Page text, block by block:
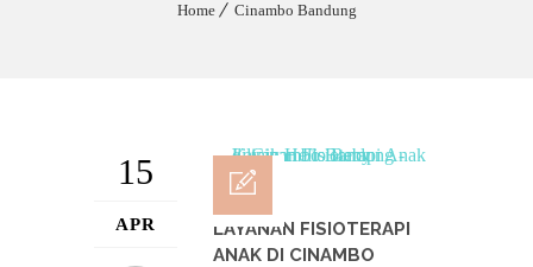
Home Cinambo Bandung
15
APR
LAYANAN FISIOTERAPI
ANAK DI CINAMBO